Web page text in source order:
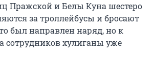
Пражской и Белы Куна шестеро
за троллейбусы и бросают
был направлен наряд, но к
сотрудников хулиганы уже